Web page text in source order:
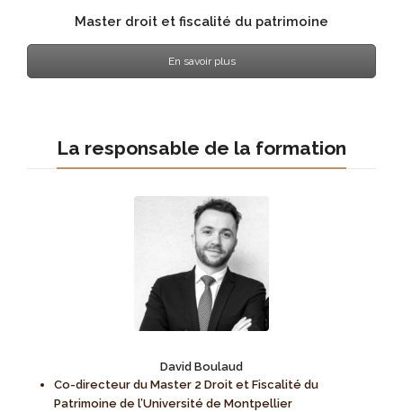
Master droit et fiscalité du patrimoine
En savoir plus
La responsable de la formation
David Boulaud
Co-directeur du Master 2 Droit et Fiscalité du
Patrimoine de l’Université de Montpellier